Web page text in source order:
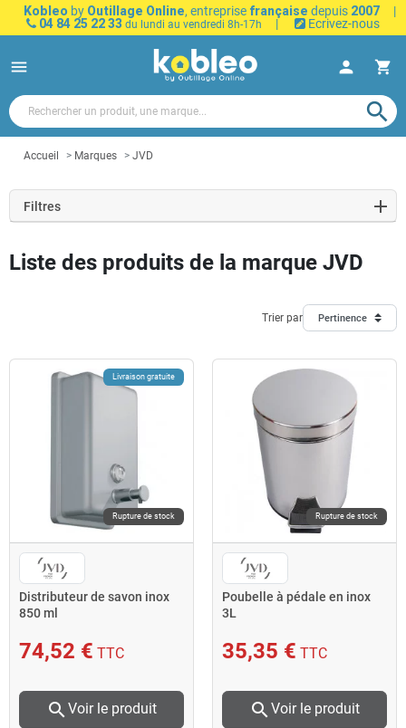
Kobleo by Outillage Online, entreprise française depuis 2007
|
04 84 25 22 33 du lundi au vendredi 8h-17h | Ecrivez-nous
menu person shopping_cart
search
Accueil Marques JVD
Filtres
Liste des produits de la marque JVD
Trier par Pertinence
Livraison gratuite
Rupture de stock
Distributeur de savon inox
850 ml
74,52 € TTC
search Voir le produit
Rupture de stock
Poubelle à pédale en inox
3L
35,35 € TTC
search Voir le produit